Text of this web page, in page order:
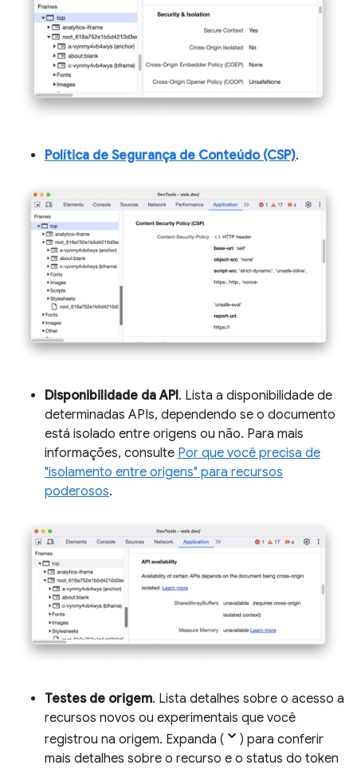
Política de Segurança de Conteúdo (CSP).
Disponibilidade da API. Lista a disponibilidade de
determinadas APIs, dependendo se o documento
está isolado entre origens ou não. Para mais
informações, consulte Por que você precisa de
"isolamento entre origens" para recursos
poderosos.
Testes de origem. Lista detalhes sobre o acesso a
recursos novos ou experimentais que você
registrou na origem. Expanda (
) para conferir
mais detalhes sobre o recurso e o status do token